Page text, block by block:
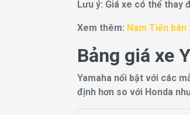
Lưu ý: Giá xe có thể thay
Xem thêm: Nam Tiến
Bảng giá xe
Yamaha nổi bật với các
định hơn so với Honda